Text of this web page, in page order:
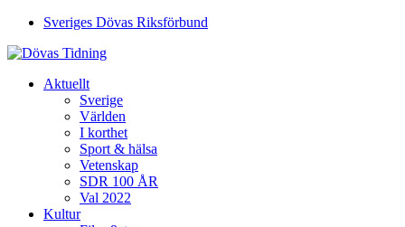
Sveriges Dövas Riksförbund
Aktuellt
Sverige
Världen
I korthet
Sport & hälsa
Vetenskap
SDR 100 ÅR
Val 2022
Kultur